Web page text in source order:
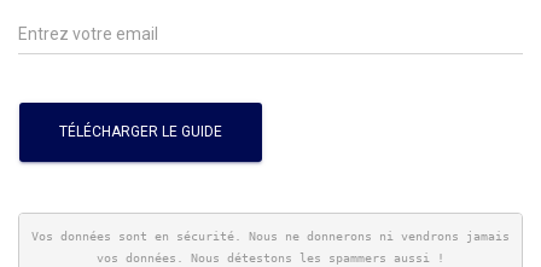
Vos données sont en sécurité. Nous ne donnerons ni vendrons jamais
vos données. Nous détestons les spammers aussi !